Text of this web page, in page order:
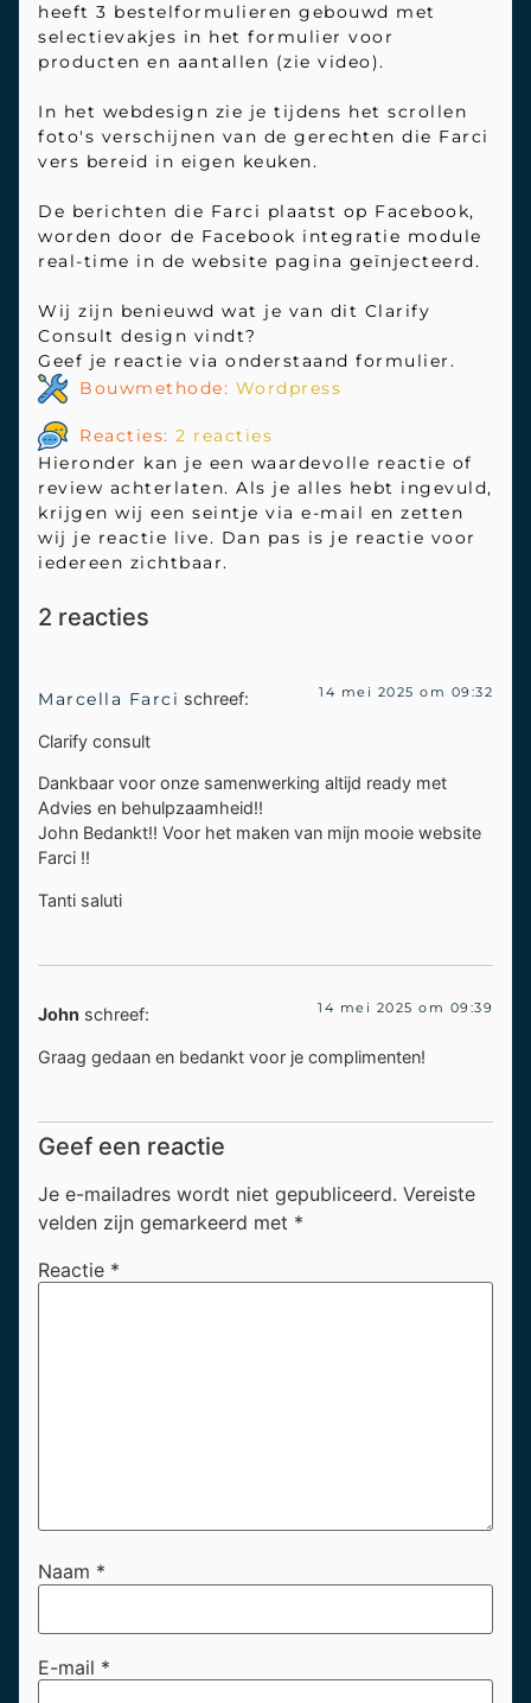
heeft 3 bestelformulieren gebouwd met
selectievakjes in het formulier voor
producten en aantallen (zie video).
In het webdesign zie je tijdens het scrollen
foto's verschijnen van de gerechten die Farci
vers bereid in eigen keuken.
De berichten die Farci plaatst op Facebook,
worden door de Facebook integratie module
real-time in de website pagina geïnjecteerd.
Wij zijn benieuwd wat je van dit Clarify
Consult design vindt?
Geef je reactie via onderstaand formulier.
Bouwmethode: Wordpress
Reacties: 2 reacties
Hieronder kan je een waardevolle reactie of
review achterlaten. Als je alles hebt ingevuld,
krijgen wij een seintje via e-mail en zetten
wij je reactie live. Dan pas is je reactie voor
iedereen zichtbaar.
2 reacties
Marcella Farci schreef: 14 mei 2025 om 09:32
Clarify consult
Dankbaar voor onze samenwerking altijd ready met
Advies en behulpzaamheid!!
John Bedankt!! Voor het maken van mijn mooie website
Farci !!
Tanti saluti
John schreef: 14 mei 2025 om 09:39
Graag gedaan en bedankt voor je complimenten!
Geef een reactie
Je e-mailadres wordt niet gepubliceerd. Vereiste
velden zijn gemarkeerd met *
Reactie *
Naam *
E-mail *